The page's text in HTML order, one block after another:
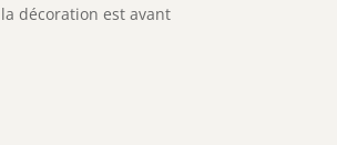
décoration est avant